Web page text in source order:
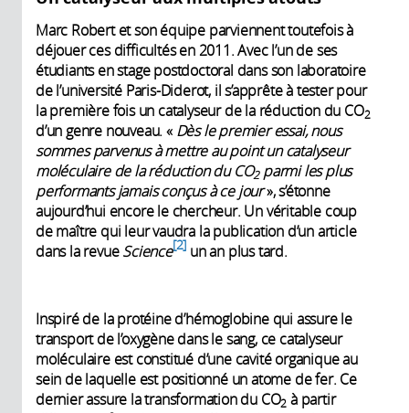
Marc Robert et son équipe parviennent toutefois à
déjouer ces difficultés en 2011. Avec l’un de ses
étudiants en stage postdoctoral dans son laboratoire
de l’université Paris-Diderot, il s’apprête à tester pour
la première fois un catalyseur de la réduction du CO2
d’un genre nouveau. « Dès le premier essai, nous
sommes parvenus à mettre au point un catalyseur
moléculaire de la réduction du CO2parmi les plus
performants jamais conçus à ce jour», s’étonne
aujourd’hui encore le chercheur. Un véritable coup
de maître qui leur vaudra la publication d’un article
dans la revueScience 2 un an plus tard.
Inspiré de la protéine d’hémoglobine qui assure le
transport de l’oxygène dans le sang, ce catalyseur
moléculaire est constitué d’une cavité organique au
sein de laquelle est positionné un atome de fer. Ce
dernier assure la transformation du CO2 à partir